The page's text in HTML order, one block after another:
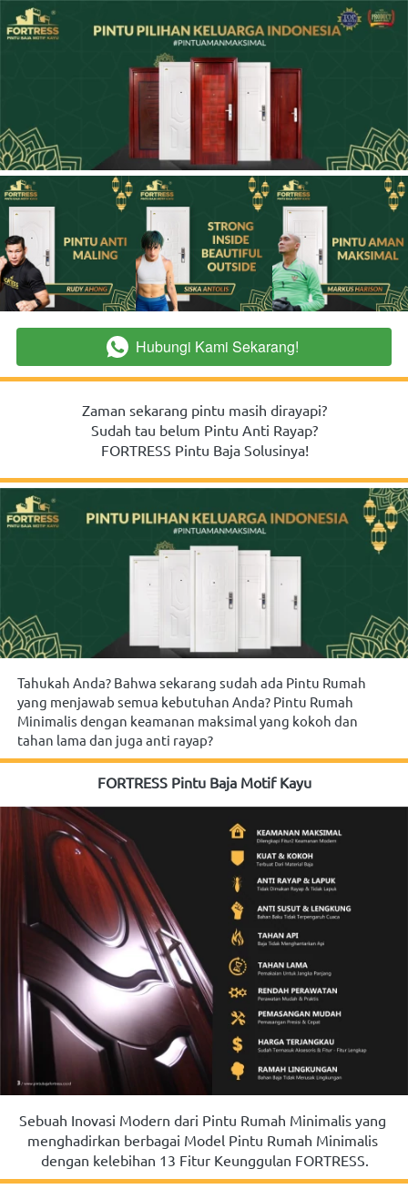
` Hubungi Kami Sekarang!
Zaman sekarang pintu masih dirayapi?
Sudah tau belum Pintu Anti Rayap?
FORTRESS Pintu Baja Solusinya!
Tahukah Anda? Bahwa sekarang sudah ada Pintu Rumah
yang menjawab semua kebutuhan Anda? Pintu Rumah
Minimalis dengan keamanan maksimal yang kokoh dan
tahan lama dan juga anti rayap?
FORTRESS Pintu Baja Motif Kayu
Sebuah Inovasi Modern dari Pintu Rumah Minimalis yang
menghadirkan berbagai Model Pintu Rumah Minimalis
dengan kelebihan 13 Fitur Keunggulan FORTRESS.